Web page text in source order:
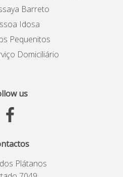
Barreto
Idosa
Pequenitos
Domiciliário
us
Plátanos